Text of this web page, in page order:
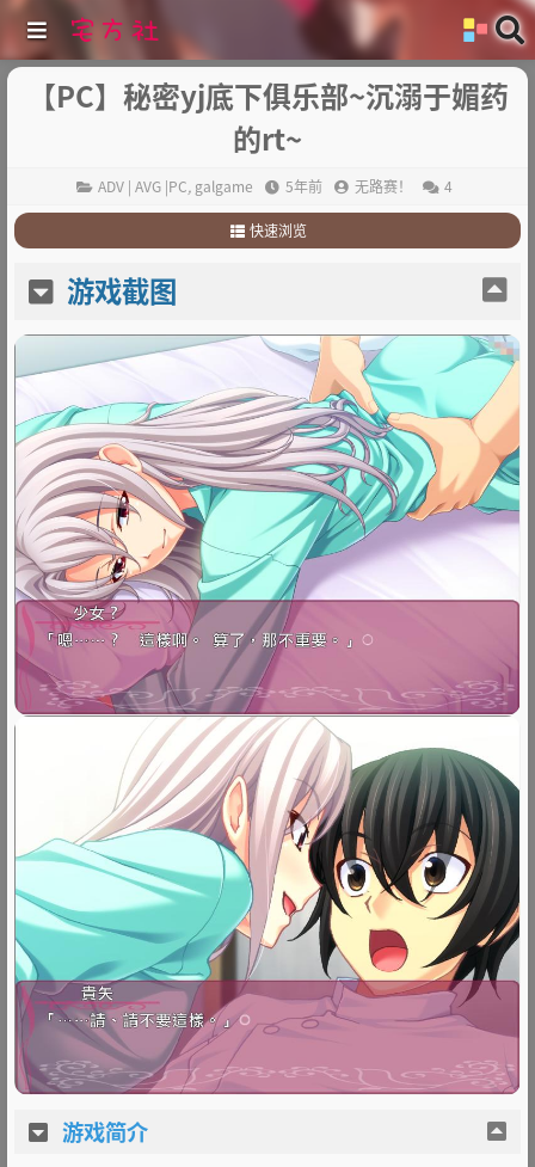
【PC】秘密yj底下俱乐部~沉溺于媚药
的rt~
ADV | AVG |PC, galgame 5年前 无路赛！ 4
快速浏览
2.游戏简介
游戏截图
游戏简介